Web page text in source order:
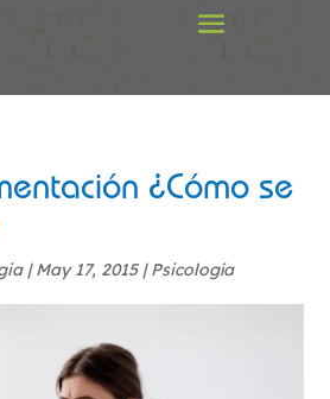
¿Cómo se
|May 17, 2015|Psicología